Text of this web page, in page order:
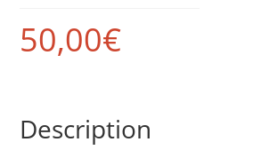
50,00€
Description